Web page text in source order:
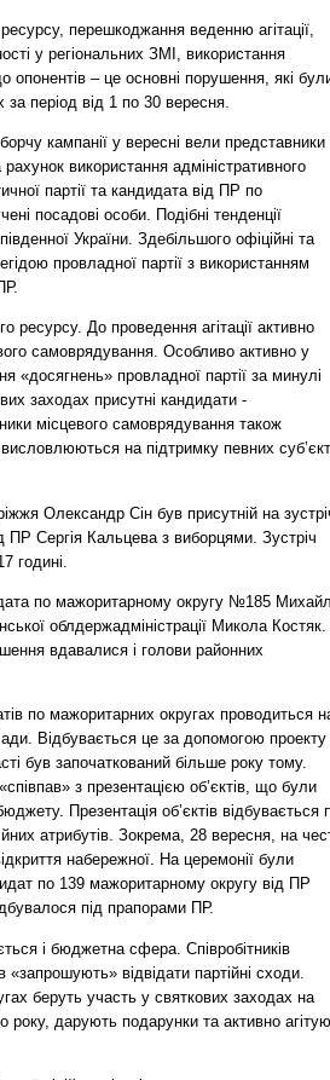
перешкоджання веденню агітації,
у регіональних ЗМІ, використання
опонентів – це основні порушення, які
за період від 1 по 30 вересня.
кампанії у вересні вели представники
використання адміністративного
партії та кандидата від ПР по
посадові особи. Подібні тенденції
України. Здебільшого офіційні та
провладної партії з використанням
ресурсу. До проведення агітації активно
самоврядування. Особливо активно у
«досягнень» провладної партії за минулі
заходах присутні кандидати -
місцевого самоврядування також
висловлюються на підтримку певних
Олександр Сін був присутній на
ПР Сергія Кальцева з виборцями. Зустріч
годині.
по мажоритарному округу №185
облдержадміністрації Микола Костяк.
вдавалися і голови районних
по мажоритарних округах проводиться
Відбувається це за допомогою проекту
був започаткований більше року тому.
з презентацією об’єктів, що були
Презентація об’єктів відбувається
атрибутів. Зокрема, 28 вересня, на
набережної. На церемонії були
по 139 мажоритарному округу від ПР
під прапорами ПР.
і бюджетна сфера. Співробітників
відвідати партійні сходи.
беруть участь у святкових заходах на
року, дарують подарунки та активно